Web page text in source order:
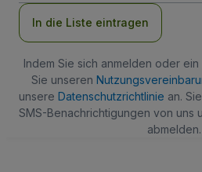
In die Liste eintragen
Indem Sie sich anmelden oder
Sie unseren
unsere Datenschutzrichtlinie an.
SMS-Benachrichtigungen von uns
abmelden.